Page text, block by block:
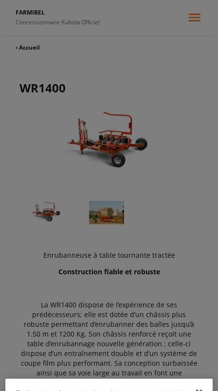
FARMIBEL
Concessionnaire Kubota Officiel
‹ Accueil
WR1400
Enrubanneuse à table tournante tractée
Construction fiable et robuste
La WR1400 dispose de l’expérience de ses
prédécesseurs; elle est dotée d’un châssis plus
robuste permettant d’enrubanner des balles jusqu’à
1.50 m et 1200 Kg. Son châssis renforcé reçoit une
table d’enrubannage nouvelle génération ; celle-ci
dispose d’un entraînement double et d’un système de
coupe film plus performant. Sa conception surbaissée
ainsi que sa voie large au travail en font une